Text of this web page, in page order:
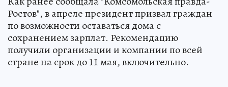
Ростов", в апреле президент призвал граждан
по возможности оставаться дома с
сохранением зарплат. Рекомендацию
получили организации и компании по всей
стране на срок до 11 мая, включительно.